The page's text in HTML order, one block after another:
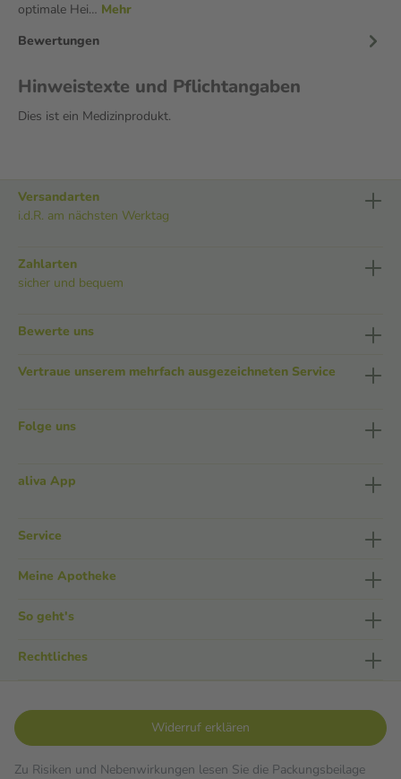
optimale Hei… Mehr
Bewertungen
Hinweistexte und Pflichtangaben
Dies ist ein Medizinprodukt.
Versandarten
i.d.R. am nächsten Werktag
Zahlarten
sicher und bequem
Bewerte uns
Vertraue unserem mehrfach ausgezeichneten Service
Folge uns
aliva App
Service
Meine Apotheke
So geht's
Rechtliches
Widerruf erklären
Zu Risiken und Nebenwirkungen lesen Sie die Packungsbeilage